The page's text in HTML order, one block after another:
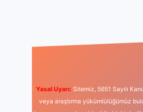
Yasal Uyarı: Sitemiz, 5651 Sayılı
veya araştırma yükümlülüğümüz